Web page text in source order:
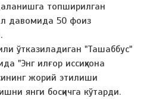
топширилган
давомида 50 фоиз
ўтказиладиган "Ташаббус"
"Энг илғор иссиқхона
жорий этилиши
янги босқичга кўтарди.